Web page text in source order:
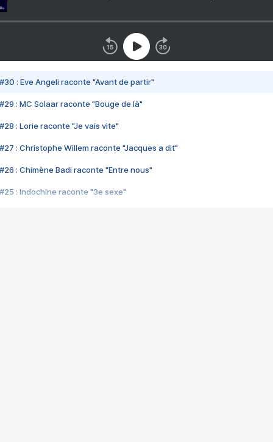
#30 : Eve Angeli raconte "Avant de partir"
#29 : MC Solaar raconte "Bouge de là"
#28 : Lorie raconte "Je vais vite"
#27 : Christophe Willem raconte "Jacques a dit"
#26 : Chimène Badi raconte "Entre nous"
#25 : Indochine raconte "3e sexe"